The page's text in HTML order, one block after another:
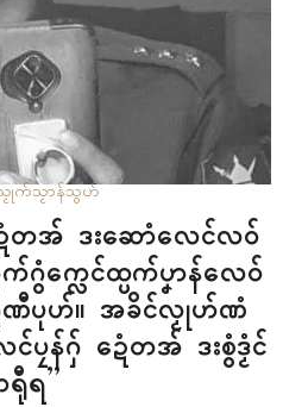
သၟုက်သၟာန်သွဟ်
တအ် ဒးဆောံလေၚ်လဝ်
လေၚ်ထ္ပက်ပၞာန်လေဝ်
ဏီပုဟ်။ အခိၚ်လၟုဟ်ဏံ
ပၠန်ဂှ် ဍေံတအ် ဒးစွံဒၟံၚ်
ရ”